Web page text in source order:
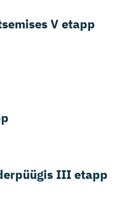
V etapp
III etapp